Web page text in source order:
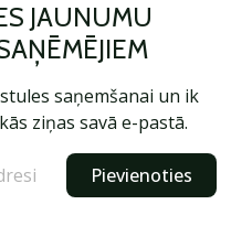
JAUNUMU
saņemšanai un ik
ziņas savā e-pastā.
Pievienoties